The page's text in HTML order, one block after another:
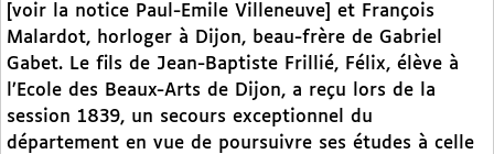
[voir la notice Paul-Emile Villeneuve] et François
Malardot, horloger à Dijon, beau-frère de Gabriel
Gabet. Le fils de Jean-Baptiste Frillié, Félix, élève à
l’Ecole des Beaux-Arts de Dijon, a reçu lors de la
session 1839, un secours exceptionnel du
département en vue de poursuivre ses études à celle